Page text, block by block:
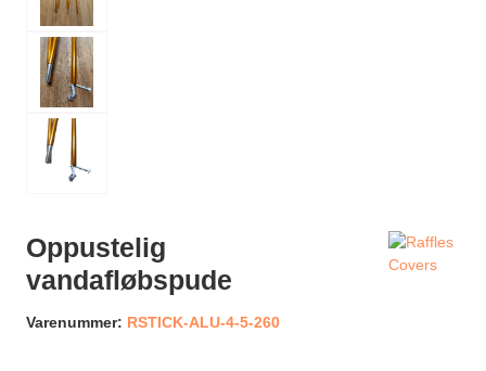
Oppustelig
vandafløbspude
Varenummer: RSTICK-ALU-4-5-260